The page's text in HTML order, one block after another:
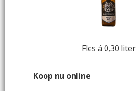
Fles á 0,30 liter
Koop nu online